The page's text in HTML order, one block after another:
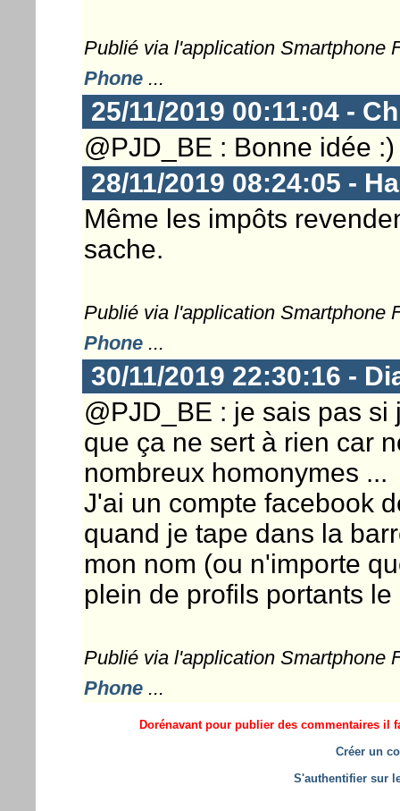
Publié via l'application Smartphone
Phone...
25/11/2019 00:11:04 -
@PJD_BE : Bonne idée :)
28/11/2019 08:24:05 -
Même les impôts
sache.
Publié via l'application Smartphone
Phone...
30/11/2019 22:30:16 -
@PJD_BE : je sais pas
que ça ne sert à rien car
nombreux homonymes ...
J'ai un compte facebook
quand je tape dans la
mon nom (ou n'importe
plein de profils portants
Publié via l'application Smartphone
Phone...
Dorénavant pour publier des commentaires il
Créer un
S'authentifier sur